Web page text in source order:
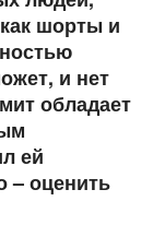
шорты и
и нет
обладает
ей
– оценить